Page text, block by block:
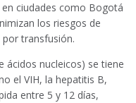
ciudades como Bogotá
los riesgos de
transfusión.
ácidos nucleicos) se tiene
el VIH, la hepatitis B,
entre 5 y 12 días,